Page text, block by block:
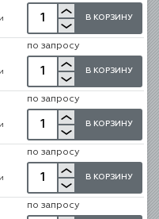
В КОРЗИНУ
по запросу
В КОРЗИНУ
по запросу
В КОРЗИНУ
по запросу
В КОРЗИНУ
по запросу